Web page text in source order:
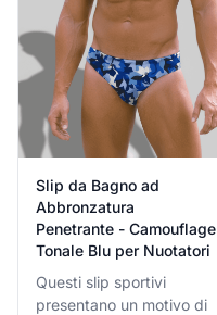
Slip da Bagno ad
Abbronzatura
Penetrante - Camouflage
Tonale Blu per Nuotatori
Questi slip sportivi
presentano un motivo di